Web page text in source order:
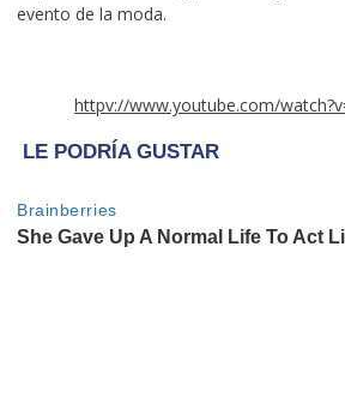
evento de la moda.
httpv://www.youtube.com/